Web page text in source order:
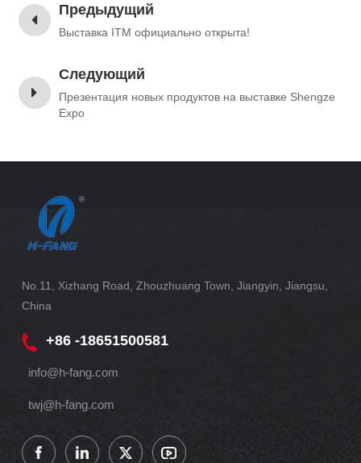
Предыдущий
Выставка ITM официально открыта!
Следующий
Презентация новых продуктов на выставке Shengze
Expo
No.11, Xizhang Road, Zhouzhuang Town, Jiangyin, Jiangsu,
China
+86 -18651500581
info@h-fang.com
twj@h-fang.com